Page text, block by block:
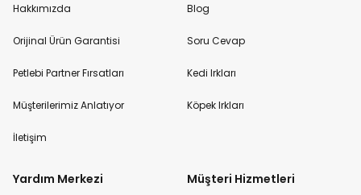
Hakkımızda
Orijinal Ürün Garantisi
Petlebi Partner Fırsatları
Müşterilerimiz Anlatıyor
İletişim
Blog
Soru Cevap
Kedi Irkları
Köpek Irkları
Yardım Merkezi Müşteri Hizmetleri